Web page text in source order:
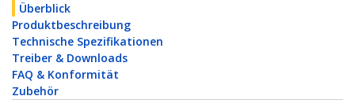
Überblick
Produktbeschreibung
Technische Spezifikationen
Treiber & Downloads
FAQ & Konformität
Zubehör